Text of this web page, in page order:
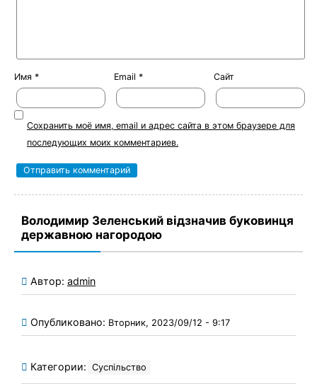
Имя * Email * Сайт
Сохранить моё имя, email и адрес сайта в этом браузере для
последующих моих комментариев.
Володимир Зеленський відзначив буковинця
державною нагородою
Автор: admin
Опубликовано: Вторник, 2023/09/12 - 9:17
Категории: Суспільство